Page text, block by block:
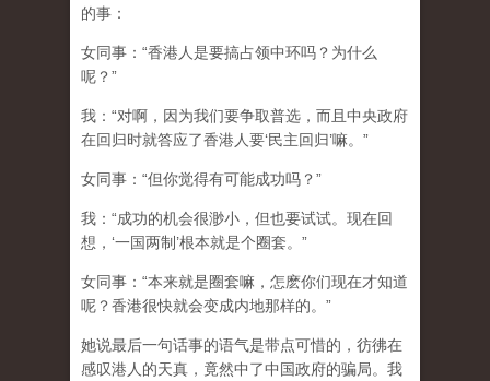
的事：
女同事：“香港人是要搞占领中环吗？为什么
呢？”
我：“对啊，因为我们要争取普选，而且中央政府
在回归时就答应了香港人要‘民主回归’嘛。”
女同事：“但你觉得有可能成功吗？”
我：“成功的机会很渺小，但也要试试。现在回
想，‘一国两制’根本就是个圈套。”
女同事：“本来就是圈套嘛，怎麽你们现在才知道
呢？香港很快就会变成内地那样的。”
她说最后一句话事的语气是带点可惜的，彷彿在
感叹港人的天真，竟然中了中国政府的骗局。我